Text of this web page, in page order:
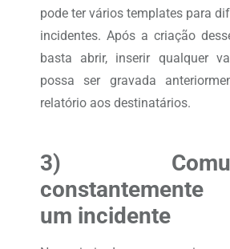
pode ter vários templates para
incidentes. Após a criação
basta abrir, inserir qualquer
possa ser gravada
relatório aos destinatários.
3)
um incidente